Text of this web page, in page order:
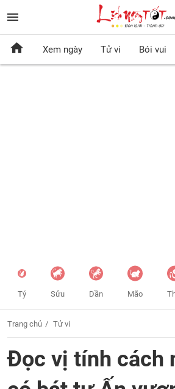
Xem ngày Tử vi Bói vui
Tý Sửu Dần Mão
Trang chủ Tử vi
Đọc vị tính cách